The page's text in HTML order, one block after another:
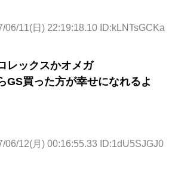
06/11(日) 22:19:18.10 ID:kLNTsGCKa
レックスかオメガ
GS買った方が幸せになれるよ
06/12(月) 00:16:55.33 ID:1dU5SJGJ0